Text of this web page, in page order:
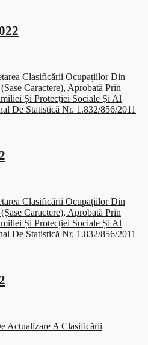
Clasificării Ocupațiilor Din
Caractere), Aprobată Prin
Și Protecției Sociale Și Al
De Statistică Nr. 1.832/856/2011
Clasificării Ocupațiilor Din
Caractere), Aprobată Prin
Și Protecției Sociale Și Al
De Statistică Nr. 1.832/856/2011
Actualizare A Clasificării